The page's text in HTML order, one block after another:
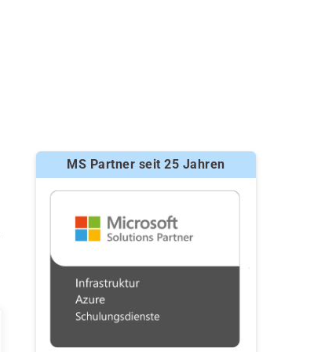
MS Partner seit 25 Jahren